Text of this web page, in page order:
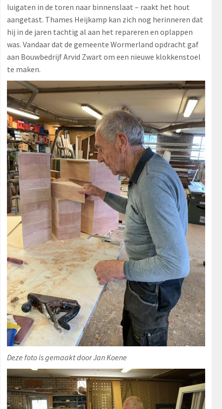
luigaten in de toren naar binnenslaat – raakt het hout
aangetast. Thames Heijkamp kan zich nog herinneren dat
hij in de jaren tachtig al aan het repareren en oplappen
was. Vandaar dat de gemeente Wormerland opdracht gaf
aan Bouwbedrijf Arvid Zwart om een nieuwe klokkenstoel
te maken.
Deze foto is gemaakt door Jan Koene